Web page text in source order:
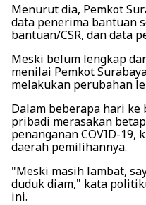
Menurut dia, Pemkot
data penerima bantuan
bantuan/CSR, dan data
Meski belum lengkap
menilai Pemkot
melakukan perubahan
Dalam beberapa hari ke
pribadi merasakan
penanganan COVID-19,
daerah pemilihannya.
"Meski masih lambat,
duduk diam," kata
ini.